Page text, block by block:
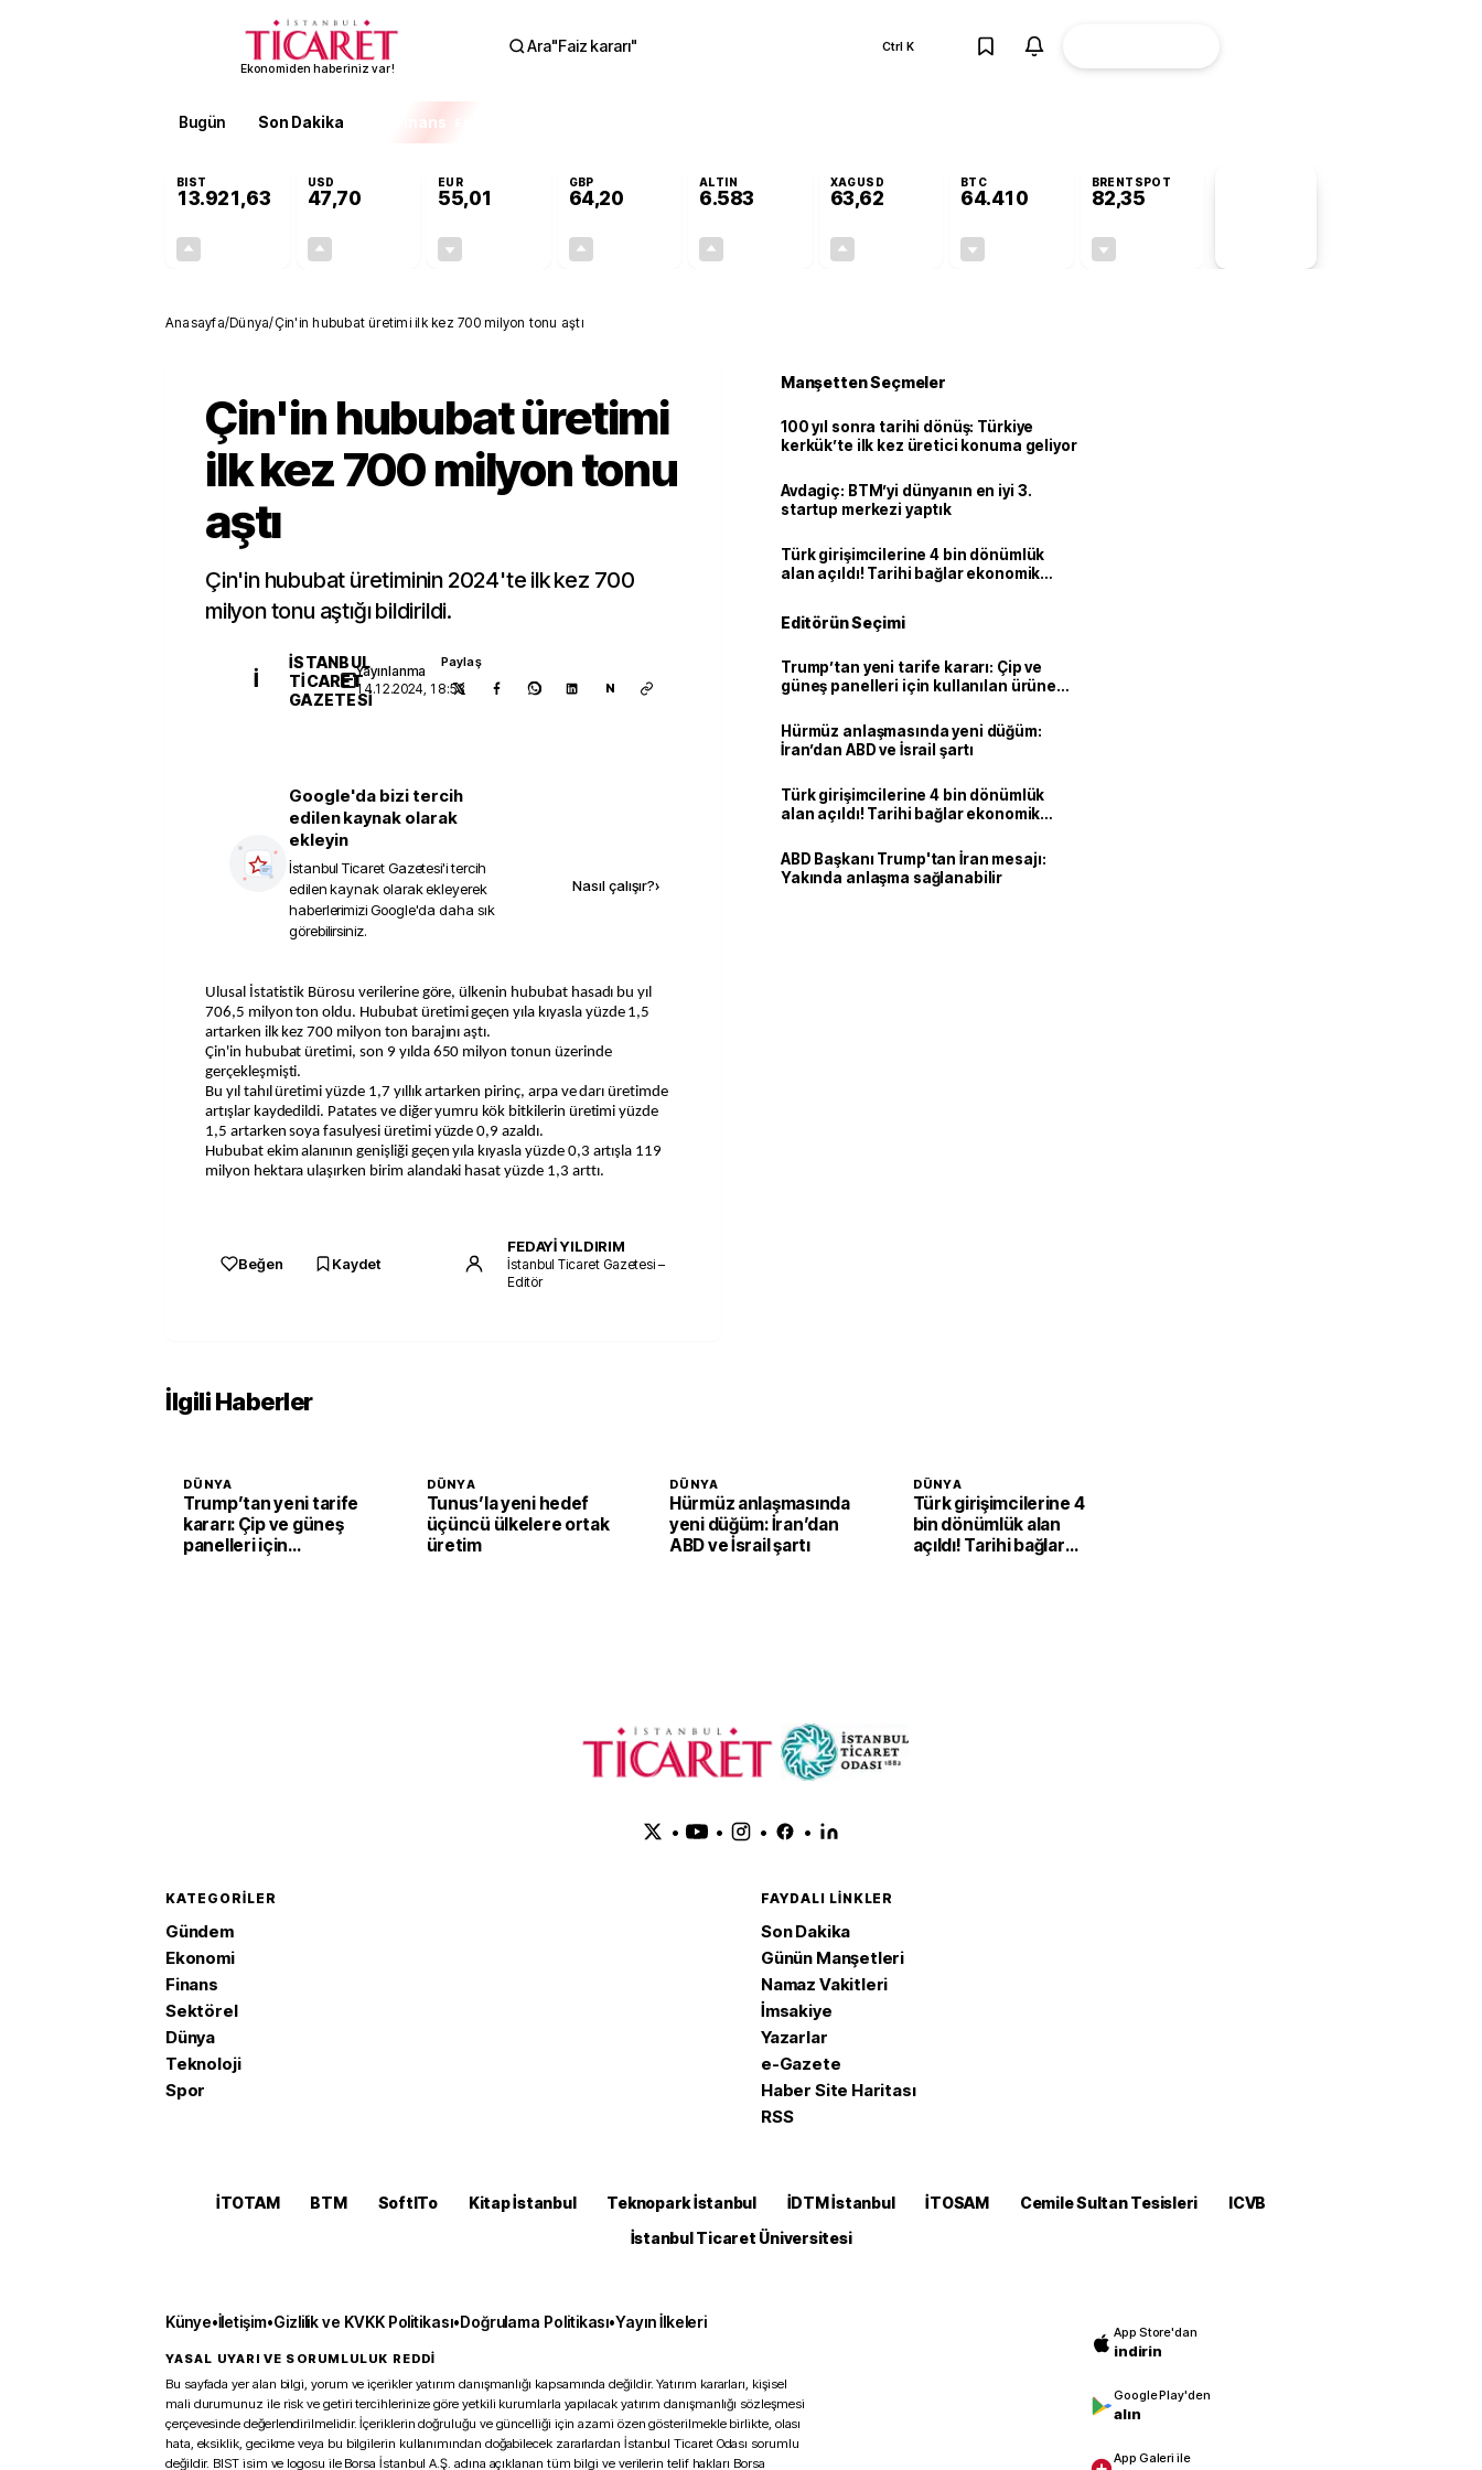
Ekonomiden haberiniz var!
Ara"Faiz kararı" Ctrl K
Bugün Son Dakika Finans
BIST
13.921,63
USD
47,70
EUR
55,01
GBP
64,20
ALTIN
6.583
XAGUSD
63,62
BTC
64.410
BRENTSPOT
82,35
Anasayfa/Dünya/Çin'in hububat üretimi ilk kez 700 milyon tonu aştı
Çin'in hububat üretimi
ilk kez 700 milyon tonu
aştı
Çin'in hububat üretiminin 2024'te ilk kez 700
milyon tonu aştığı bildirildi.
İ
İSTANBUL
TICARET
GAZETESI
Yayınlanma
14.12.2024, 18:53
Paylaş
N
Google'da bizi tercih
edilen kaynak olarak
ekleyin
İstanbul Ticaret Gazetesi'i tercih
edilen kaynak olarak ekleyerek
haberlerimizi Google'da daha sık
görebilirsiniz.
Nasıl çalışır?›
Ulusal İstatistik Bürosu verilerine göre, ülkenin hububat hasadı bu yıl
706,5 milyon ton oldu. Hububat üretimi geçen yıla kıyasla yüzde 1,5
artarken ilk kez 700 milyon ton barajını aştı.
Çin'in hububat üretimi, son 9 yılda 650 milyon tonun üzerinde
gerçekleşmişti.
Bu yıl tahıl üretimi yüzde 1,7 yıllık artarken pirinç, arpa ve darı üretimde
artışlar kaydedildi. Patates ve diğer yumru kök bitkilerin üretimi yüzde
1,5 artarken soya fasulyesi üretimi yüzde 0,9 azaldı.
Hububat ekim alanının genişliği geçen yıla kıyasla yüzde 0,3 artışla 119
milyon hektara ulaşırken birim alandaki hasat yüzde 1,3 arttı.
Beğen Kaydet
FEDAYİ YILDIRIM
İstanbul Ticaret Gazetesi –
Editör
Manşetten Seçmeler
100 yıl sonra tarihi dönüş: Türkiye
kerkük’te ilk kez üretici konuma geliyor
Avdagiç: BTM’yi dünyanın en iyi 3.
startup merkezi yaptık
Türk girişimcilerine 4 bin dönümlük
alan açıldı! Tarihi bağlar ekonomik
Editörün Seçimi
Trump’tan yeni tarife kararı: Çip ve
güneş panelleri için kullanılan ürüne
Hürmüz anlaşmasında yeni düğüm:
İran’dan ABD ve İsrail şartı
Türk girişimcilerine 4 bin dönümlük
alan açıldı! Tarihi bağlar ekonomik
ABD Başkanı Trump'tan İran mesajı:
Yakında anlaşma sağlanabilir
İlgili Haberler
DÜNYA
Trump’tan yeni tarife
kararı: Çip ve güneş
panelleri için
DÜNYA
Tunus’la yeni hedef
üçüncü ülkelere ortak
üretim
DÜNYA
Hürmüz anlaşmasında
yeni düğüm: İran’dan
ABD ve İsrail şartı
DÜNYA
Türk girişimcilerine 4
bin dönümlük alan
açıldı! Tarihi bağlar
• • • •
KATEGORILER
Gündem
Ekonomi
Finans
Sektörel
Dünya
Teknoloji
Spor
FAYDALI LINKLER
Son Dakika
Günün Manşetleri
Namaz Vakitleri
İmsakiye
Yazarlar
e-Gazete
Haber Site Haritası
RSS
İTOTAM BTM SoftITo Kitap İstanbul Teknopark İstanbul İDTM İstanbul İTOSAM Cemile Sultan Tesisleri
ICVB
İstanbul Ticaret Üniversitesi
Künye•İletişim•Gizlilik ve KVKK Politikası•Doğrulama Politikası•Yayın İlkeleri
YASAL UYARI VE SORUMLULUK REDDİ
Bu sayfada yer alan bilgi, yorum ve içerikler yatırım danışmanlığı kapsamında değildir. Yatırım kararları, kişisel
mali durumunuz ile risk ve getiri tercihlerinize göre yetkili kurumlarla yapılacak yatırım danışmanlığı sözleşmesi
çerçevesinde değerlendirilmelidir. İçeriklerin doğruluğu ve güncelliği için azami özen gösterilmekle birlikte, olası
hata, eksiklik, gecikme veya bu bilgilerin kullanımından doğabilecek zararlardan İstanbul Ticaret Odası sorumlu
değildir. BIST isim ve logosu ile Borsa İstanbul A.Ş. adına açıklanan tüm bilgi ve verilerin telif hakları Borsa
App Store'dan
indirin
Google Play'den
alın
App Galeri ile